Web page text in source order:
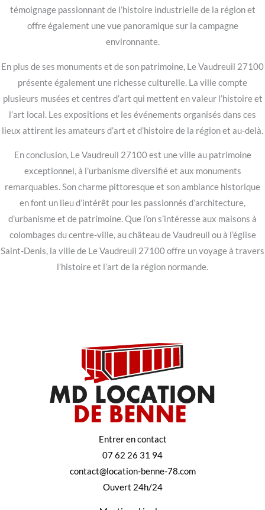
témoignage passionnant de l’histoire industrielle de la région et
offre également une vue panoramique sur la campagne
environnante.
En plus de ses monuments et de son patrimoine, Le Vaudreuil 27100
présente également une richesse culturelle. La ville compte
plusieurs musées et centres d’art qui mettent en valeur l’histoire et
l’art local. Les expositions et les événements organisés dans ces
lieux attirent les amateurs d’art et d’histoire de la région et au-delà.
En conclusion, Le Vaudreuil 27100 est une ville au patrimoine
exceptionnel, à l’urbanisme diversifié et aux monuments
remarquables. Son charme pittoresque et son ambiance historique
en font un lieu d’intérêt pour les passionnés d’architecture,
d’urbanisme et de patrimoine. Que l’on s’intéresse aux maisons à
colombages du centre-ville, au château de Vaudreuil ou à l’église
Saint-Denis, la ville de Le Vaudreuil 27100 offre un voyage à travers
l’histoire et l’art de la région normande.
Entrer en contact
07 62 26 31 94
contact@location-benne-78.com
Ouvert 24h/24